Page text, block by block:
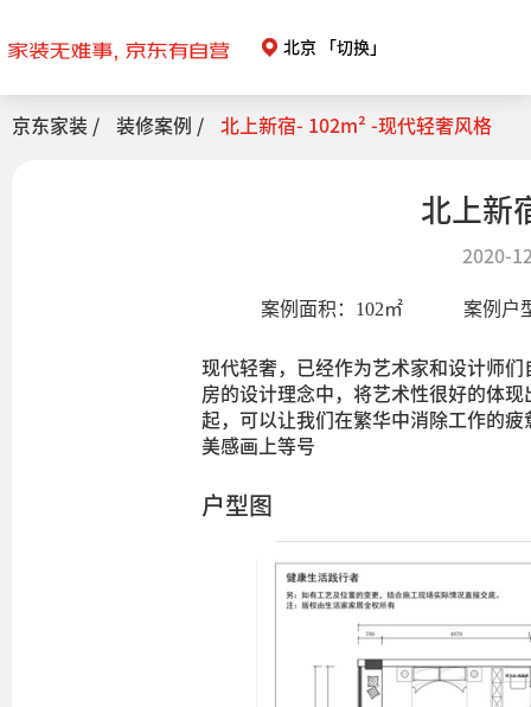
北京 「切换」
京东家装 / 装修案例 / 北上新宿- 102m² -现代轻奢风格
北上新
2020-
案例面积： 102㎡ 案例户
现代轻奢，已经作为艺术家和设计师
房的设计理念中，将艺术性很好的体
起，可以让我们在繁华中消除工作的
美感画上等号
户型图